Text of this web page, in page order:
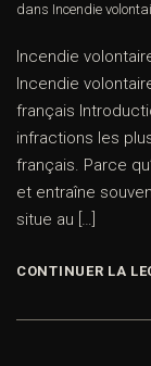
dans Incendie
Incendie
Incendie
français
infractions les
français. Parce
et entraîne
situe au […]
CONTINUER LA